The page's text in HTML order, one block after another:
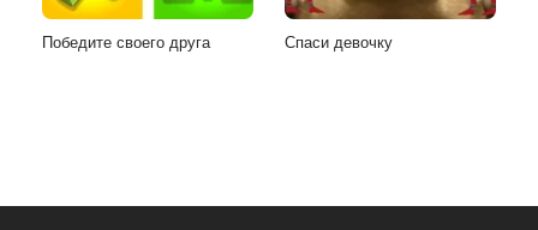
Победите своего друга Спаси девочку